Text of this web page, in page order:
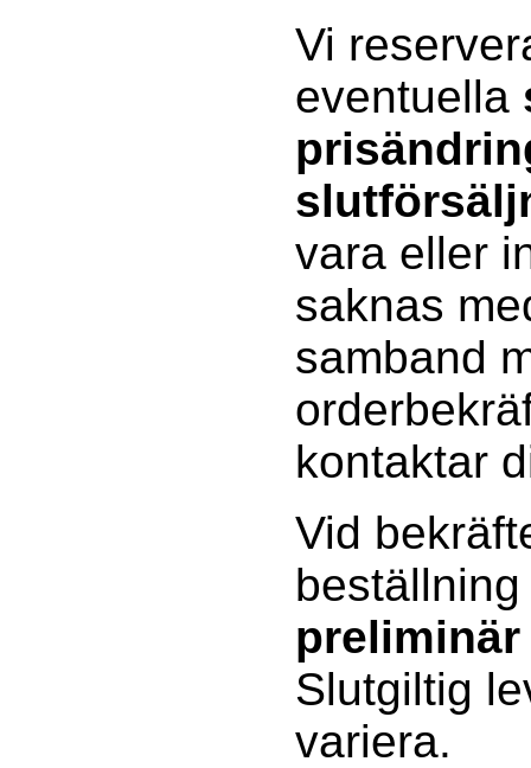
Vi
eventuella
vara eller
saknas
samband
kontaktar
Vid
Slutgiltig
variera.